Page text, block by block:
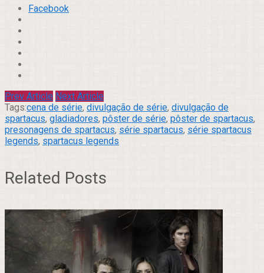
Facebook
Prev Article Next Article
Tags:cena de série, divulgação de série, divulgação de
spartacus, gladiadores, pôster de série, pôster de spartacus,
presonagens de spartacus, série spartacus, série spartacus
legends, spartacus legends
Related Posts